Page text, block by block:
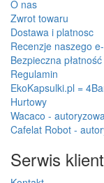
Will
I absolutely love
delivery box. I love
utilize for lea ...